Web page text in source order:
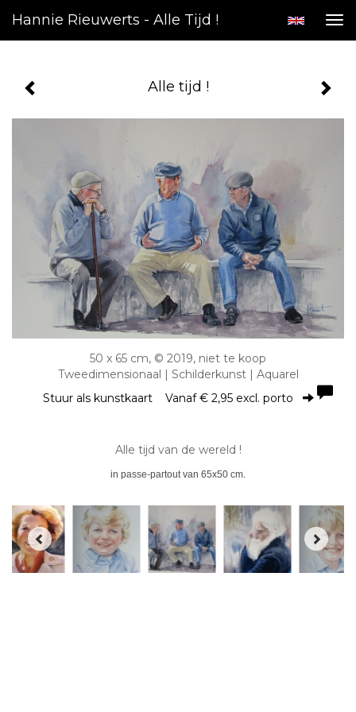
Hannie Rieuwerts - Alle Tijd !
Alle tijd !
50 x 65 cm, © 2019, niet te koop
Tweedimensionaal | Schilderkunst | Aquarel
Stuur als kunstkaart Vanaf € 2,95 excl. porto
Alle tijd van de wereld !
in passe-partout van 65x50 cm.